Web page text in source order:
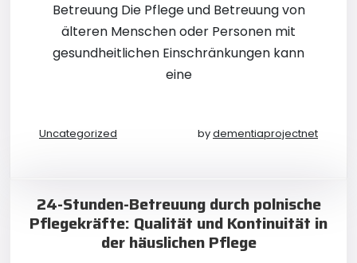
Betreuung Die Pflege und Betreuung von
älteren Menschen oder Personen mit
gesundheitlichen Einschränkungen kann
eine
Uncategorized bydementiaprojectnet
24-Stunden-Betreuung durch polnische
Pflegekräfte: Qualität und Kontinuität in
der häuslichen Pflege